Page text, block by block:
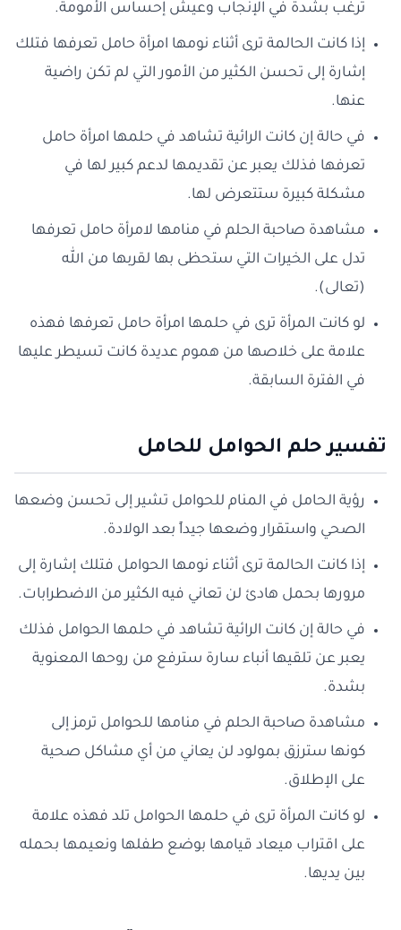
ترغب بشدة في الإنجاب وعيش إحساس الأمومة.
إذا كانت الحالمة ترى أثناء نومها امرأة حامل تعرفها فتلك
إشارة إلى تحسن الكثير من الأمور التي لم تكن راضية
عنها.
في حالة إن كانت الرائية تشاهد في حلمها امرأة حامل
تعرفها فذلك يعبر عن تقديمها لدعم كبير لها في
مشكلة كبيرة ستتعرض لها.
مشاهدة صاحبة الحلم في منامها لامرأة حامل تعرفها
تدل على الخيرات التي ستحظى بها لقربها من الله
(تعالى).
لو كانت المرأة ترى في حلمها امرأة حامل تعرفها فهذه
علامة على خلاصها من هموم عديدة كانت تسيطر عليها
في الفترة السابقة.
تفسير حلم الحوامل للحامل
رؤية الحامل في المنام للحوامل تشير إلى تحسن وضعها
الصحي واستقرار وضعها جيداً بعد الولادة.
إذا كانت الحالمة ترى أثناء نومها الحوامل فتلك إشارة إلى
مرورها بحمل هادئ لن تعاني فيه الكثير من الاضطرابات.
في حالة إن كانت الرائية تشاهد في حلمها الحوامل فذلك
يعبر عن تلقيها أنباء سارة سترفع من روحها المعنوية
بشدة.
مشاهدة صاحبة الحلم في منامها للحوامل ترمز إلى
كونها سترزق بمولود لن يعاني من أي مشاكل صحية
على الإطلاق.
لو كانت المرأة ترى في حلمها الحوامل تلد فهذه علامة
على اقتراب ميعاد قيامها بوضع طفلها ونعيمها بحمله
بين يديها.